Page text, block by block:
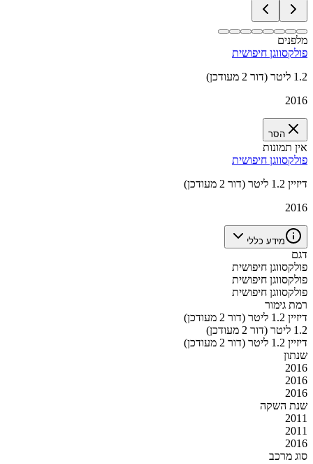
מלפנים
פולקסווגן חיפושית
1.2 ליטר (דור 2 מעודכן)
2016
הסר
אין תמונות
פולקסווגן חיפושית
דיזיין 1.2 ליטר (דור 2 מעודכן)
2016
מידע כללי
דגם
פולקסווגן חיפושית
פולקסווגן חיפושית
פולקסווגן חיפושית
רמת גימור
דיזיין 1.2 ליטר (דור 2 מעודכן)
1.2 ליטר (דור 2 מעודכן)
דיזיין 1.2 ליטר (דור 2 מעודכן)
שנתון
2016
2016
2016
שנת השקה
2011
2011
2016
סוג מרכב